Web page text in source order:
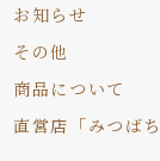
お知らせ
その他
商品について
直営店「みつば